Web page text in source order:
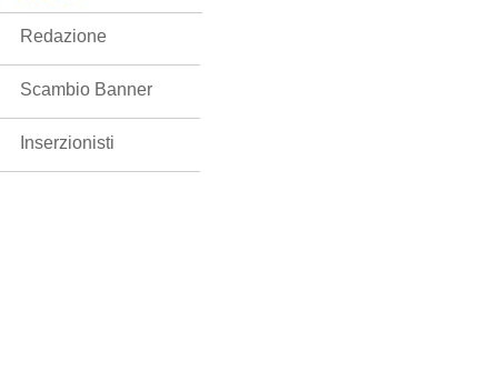
Redazione
Scambio Banner
Inserzionisti